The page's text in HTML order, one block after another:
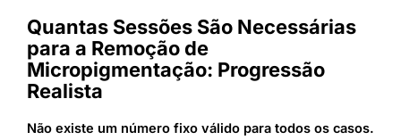
Quantas Sessões São Necessárias
para a Remoção de
Micropigmentação: Progressão
Realista
Não existe um número fixo válido para todos os casos.